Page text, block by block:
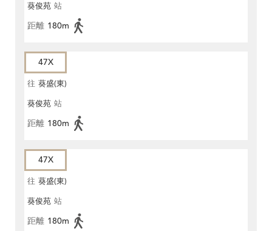
葵俊苑 站
距離 180m
47X
往 葵盛(東)
葵俊苑 站
距離 180m
47X
往 葵盛(東)
葵俊苑 站
距離 180m